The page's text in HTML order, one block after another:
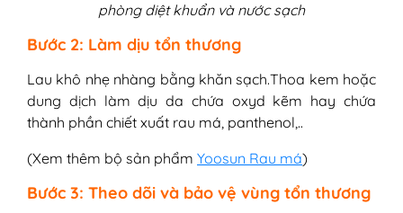
phòng diệt khuẩn và nước sạch
Bước 2: Làm dịu tổn thương
Lau khô nhẹ nhàng bằng khăn sạch.Thoa kem hoặc
dung dịch làm dịu da chứa oxyd kẽm hay chứa
thành phần chiết xuất rau má, panthenol,..
(Xem thêm bộ sản phẩm Yoosun Rau má)
Bước 3: Theo dõi và bảo vệ vùng tổn thương